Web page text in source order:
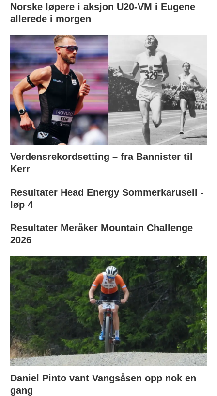
Norske løpere i aksjon U20-VM i Eugene
allerede i morgen
Verdensrekordsetting – fra Bannister til
Kerr
Resultater Head Energy Sommerkarusell -
løp 4
Resultater Meråker Mountain Challenge
2026
Daniel Pinto vant Vangsåsen opp nok en
gang